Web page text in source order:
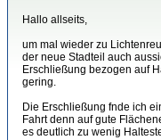
Hallo allseits,
um mal wieder zu
der neue Stadteil auch
Erschließung bezogen auf
gering.
Die Erschließung fnde ich
Fahrt denn auf gute
es deutlich zu wenig